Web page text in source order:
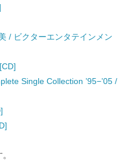
/ ビクターエンタテインメン
Single Collection ’95−’05 /